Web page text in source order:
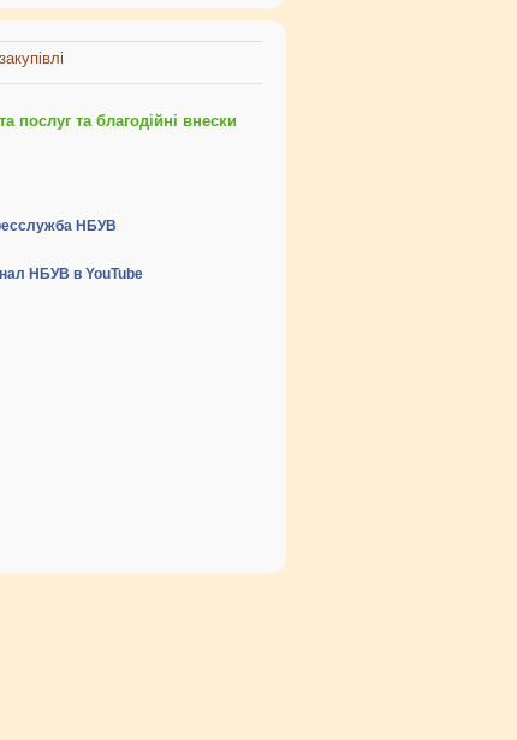
послуг та благодійні внески
НБУВ
НБУВ в YouTube